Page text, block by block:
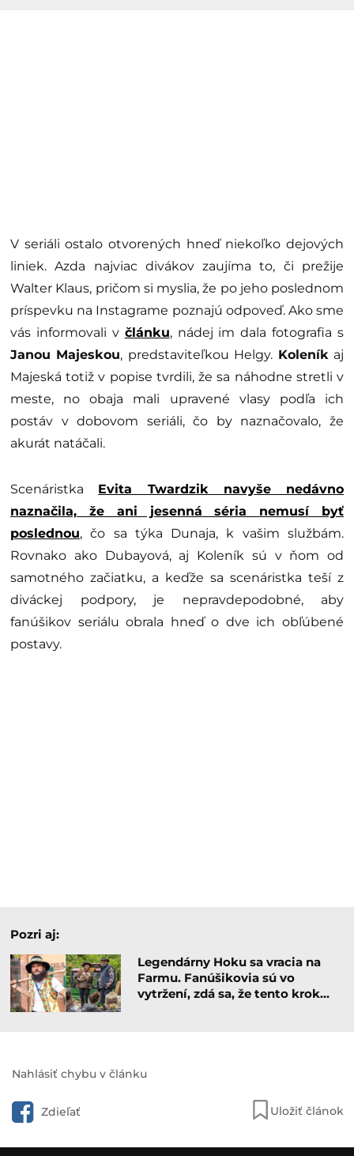
V seriáli ostalo otvorených hneď niekoľko dejových
liniek. Azda najviac divákov zaujíma to, či prežije
Walter Klaus, pričom si myslia, že po jeho poslednom
príspevku na Instagrame poznajú odpoveď. Ako sme
vás informovali v článku, nádej im dala fotografia s
Janou Majeskou, predstaviteľkou Helgy. Koleníkaj
Majeská totiž v popise tvrdili, že sa náhodne stretli v
meste, no obaja mali upravené vlasy podľa ich
postáv v dobovom seriáli, čo by naznačovalo, že
akurát natáčali.
Scenáristka Evita Twardzik navyše nedávno
naznačila, že ani jesenná séria nemusí byť
poslednou, čo sa týka Dunaja, k vašim službám.
Rovnako ako Dubayová, aj Koleník sú v ňom od
samotného začiatku, a keďže sa scenáristka teší z
diváckej podpory, je nepravdepodobné, aby
fanúšikov seriálu obrala hneď o dve ich obľúbené
postavy.
Pozri aj:
Legendárny Hoku sa vracia na
Farmu. Fanúšikovia sú vo
vytržení, zdá sa, že tento krok…
Nahlásiť chybu v článku
Zdieľať Uložiť článok